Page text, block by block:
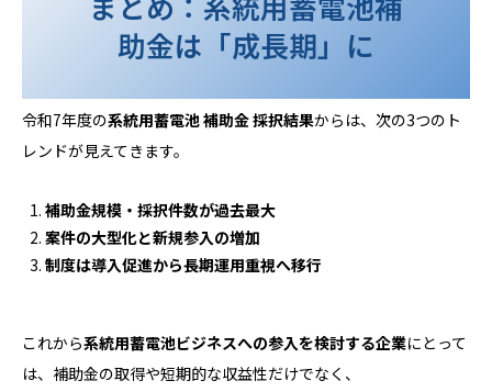
助金は「成長期」に
令和7年度の系統用蓄電池 補助金 採択結果からは、次の3つのト
レンドが見えてきます。
補助金規模・採択件数が過去最大
案件の大型化と新規参入の増加
制度は導入促進から長期運用重視へ移行
これから系統用蓄電池ビジネスへの参入を検討する企業にとって
は、補助金の取得や短期的な収益性だけでなく、